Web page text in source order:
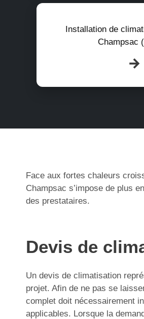
Installation de
Champsac
Face aux fortes chaleurs
Champsac s’impose de plus
des prestataires.
Devis de
Un devis de climatisation
projet. Afin de ne pas se
complet doit nécessairement
applicables. Lorsque la